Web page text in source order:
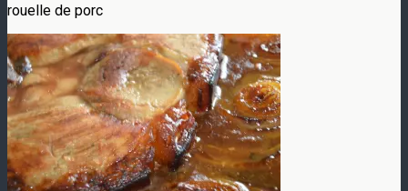
rouelle de porc